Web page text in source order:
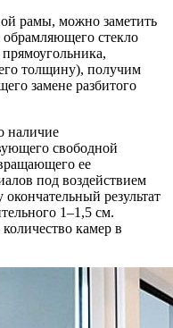
рамы, можно заметить
стекло
толщину), получим
замене разбитого
наличие
свободной
ее
под воздействием
результат
1–1,5 см.
камер в